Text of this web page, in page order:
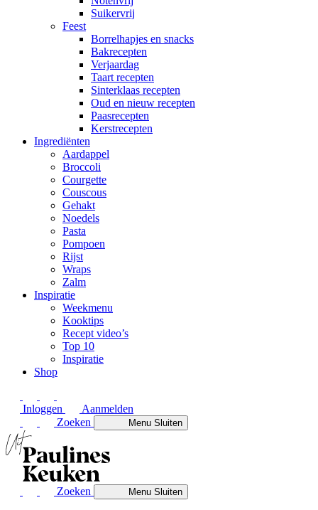
Suikervrij
Feest
Borrelhapjes en snacks
Bakrecepten
Verjaardag
Taart recepten
Sinterklaas recepten
Oud en nieuw recepten
Paasrecepten
Kerstrecepten
Ingrediënten
Aardappel
Broccoli
Courgette
Couscous
Gehakt
Noedels
Pasta
Pompoen
Rijst
Wraps
Zalm
Inspiratie
Weekmenu
Kooktips
Recept video’s
Top 10
Inspiratie
Shop
Inloggen
Aanmelden
Zoeken
MenuSluiten
Zoeken MenuSluiten